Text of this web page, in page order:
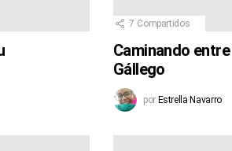
7 Compartidos
Caminando
Gállego
por Estrella Navarro